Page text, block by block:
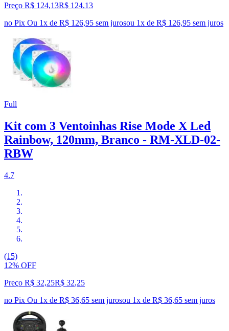
Preço R$ 124,13R$ 124,13
no Pix Ou 1x de R$ 126,95 sem jurosou 1x de R$ 126,95 sem juros
Full
Kit com 3 Ventoinhas Rise Mode X Led
Rainbow, 120mm, Branco - RM-XLD-02-
RBW
4.7
(15)
12% OFF
Preço R$ 32,25R$ 32,25
no Pix Ou 1x de R$ 36,65 sem jurosou 1x de R$ 36,65 sem juros